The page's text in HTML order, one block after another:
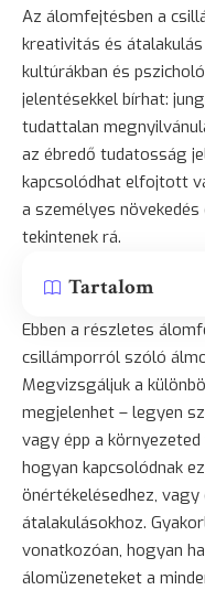
Az álomfejtésben a
kreativitás és
kultúrákban és
jelentésekkel bírhat:
tudattalan
az ébredő tudatosság
kapcsolódhat elfojtott
a személyes növekedés
tekintenek rá.
Tartalom
Ebben a részletes
csillámporról szóló
Megvizsgáljuk a
megjelenhet – legyen
vagy épp a
hogyan kapcsolódnak
önértékelésedhez, vagy
átalakulásokhoz.
vonatkozóan, hogyan
álomüzeneteket a